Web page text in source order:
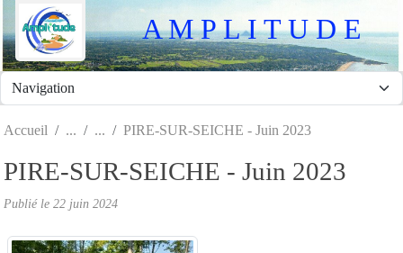
A M P L I T U D E
Accueil PIRE-SUR-SEICHE - Juin 2023
PIRE-SUR-SEICHE - Juin 2023
Publié le 22 juin 2024
Panneau de gestion des cookies